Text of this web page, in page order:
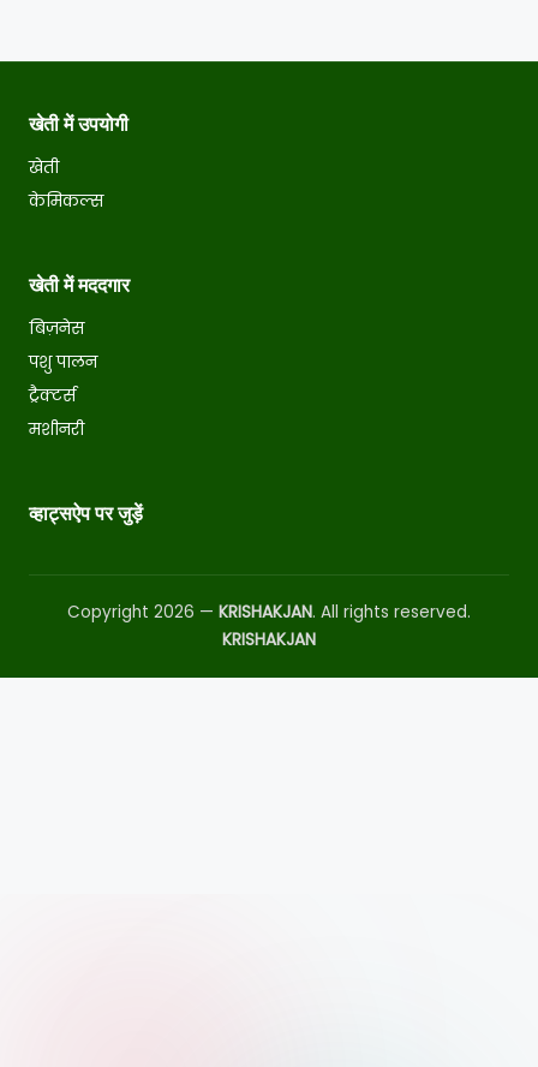
खेती में उपयोगी
खेती
केमिकल्स
खेती में मददगार
बिज़नेस
पशु पालन
ट्रैक्टर्स
मशीनरी
व्हाट्सऐप पर जुड़ें
Copyright 2026 — KRISHAKJAN. All rights reserved.
KRISHAKJAN